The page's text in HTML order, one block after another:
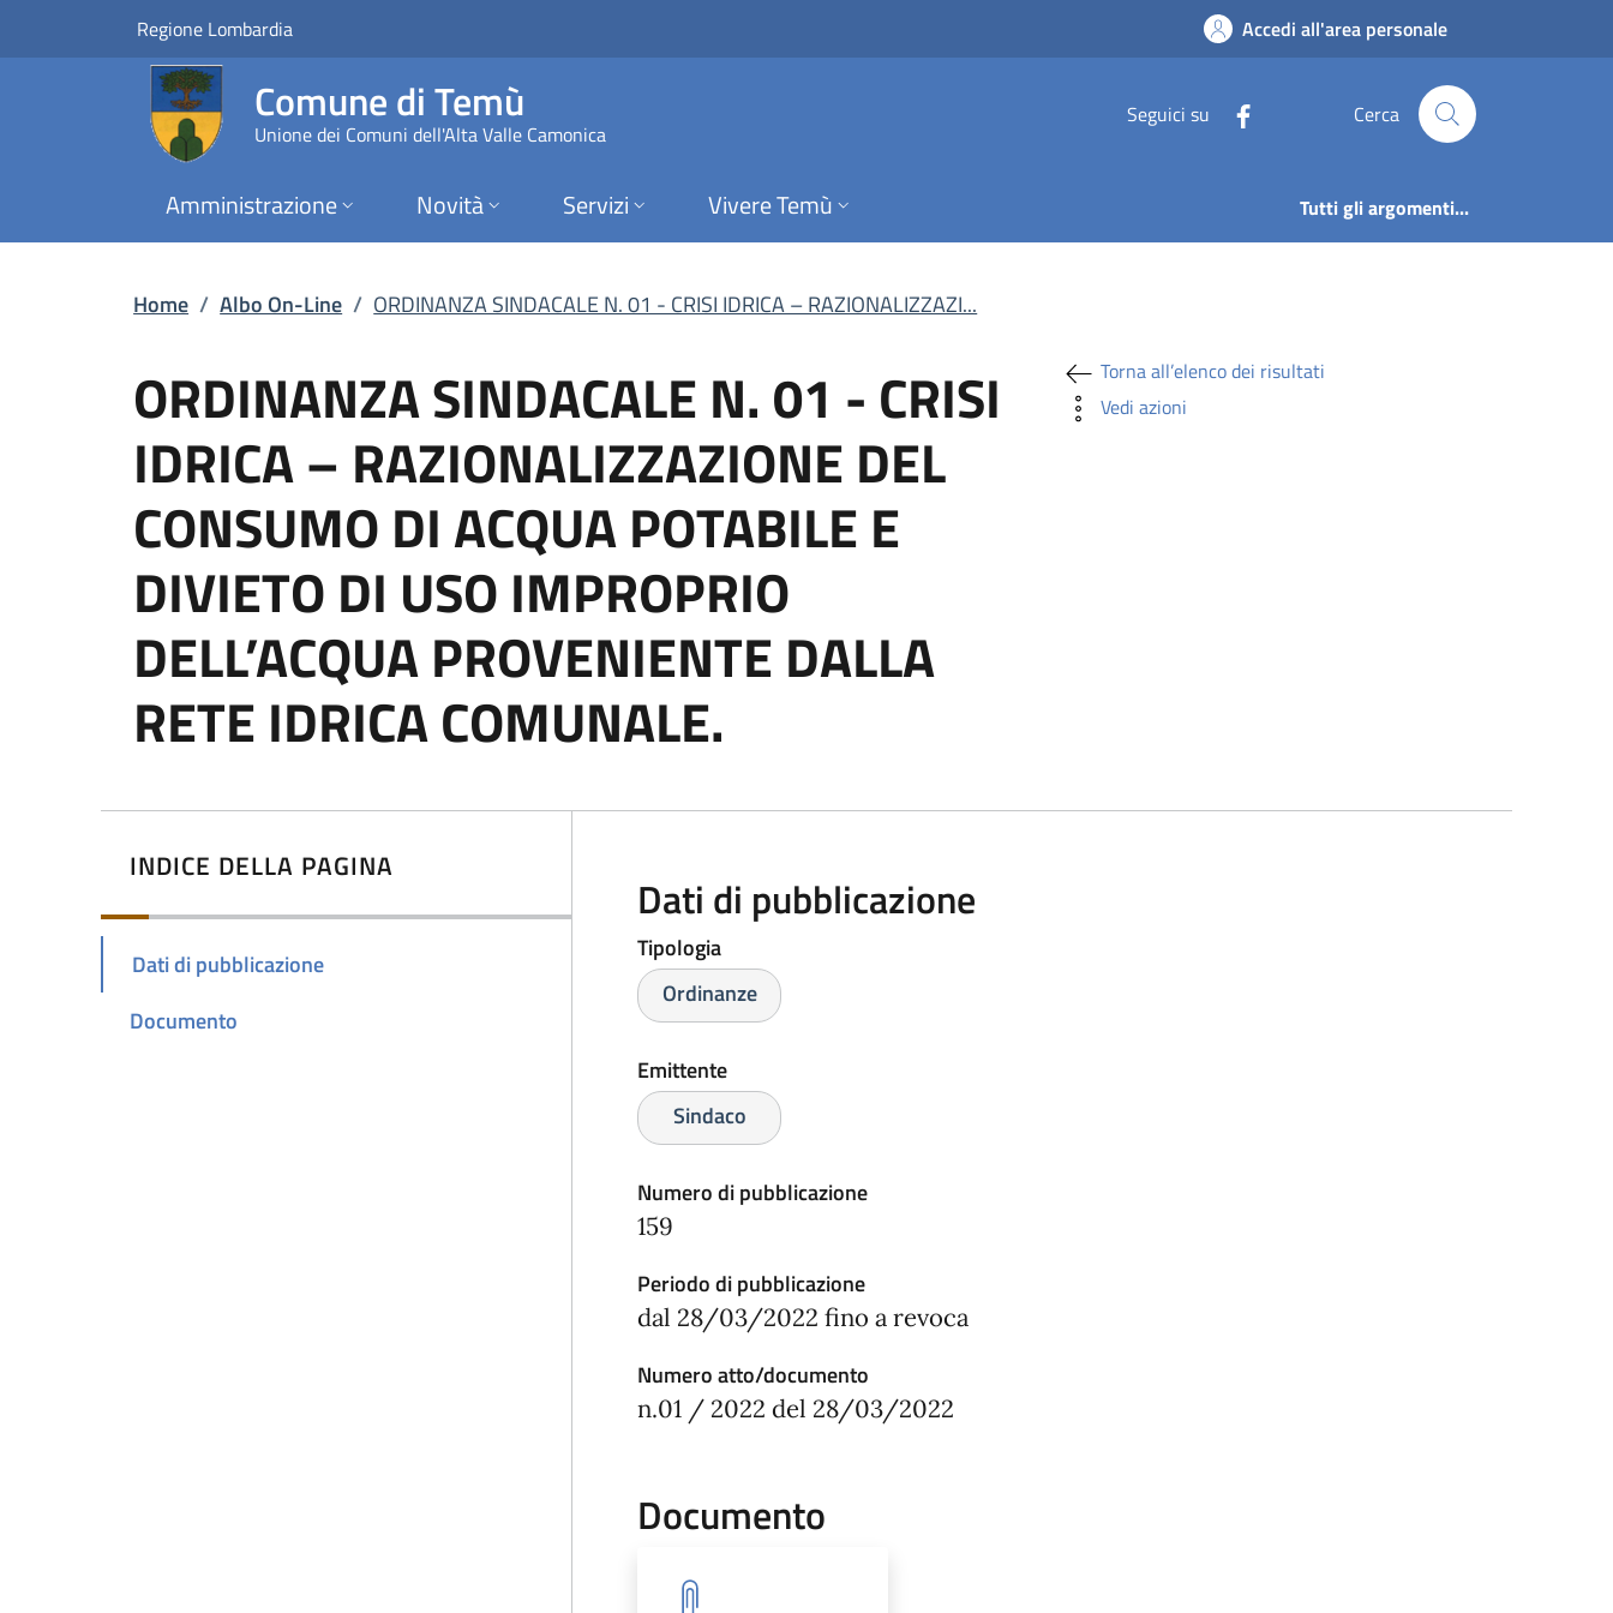
Vai al contenuto principale
ORDINANZA SINDACALE N. 01 - CRISI IDRICA –
Regione Lombardia Accedi all'area personale
Comune di Temù
Unione dei Comuni dell'Alta Valle Camonica
Seguici su Cerca
Amministrazione Novità Servizi Vivere Temù Tutti gli argomenti...
Home / Albo On-Line / ORDINANZA SINDACALE N. 01 - CRISI IDRICA – RAZIONALIZZAZI...
ORDINANZA SINDACALE N. 01 - CRISI
IDRICA – RAZIONALIZZAZIONE DEL
CONSUMO DI ACQUA POTABILE E
DIVIETO DI USO IMPROPRIO
DELL’ACQUA PROVENIENTE DALLA
RETE IDRICA COMUNALE.
Torna all’elenco dei risultati
Vedi azioni
INDICE DELLA PAGINA
Dati di pubblicazione
Documento
Dati di pubblicazione
Tipologia
Ordinanze
Emittente
Sindaco
Numero di pubblicazione
159
Periodo di pubblicazione
dal 28/03/2022 fino a revoca
Numero atto/documento
n.01 / 2022 del 28/03/2022
Documento